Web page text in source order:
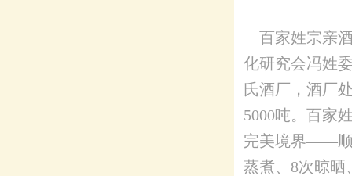
百家姓宗亲酒
化研究会冯姓
氏酒厂，酒厂
5000吨。百家
完美境界——顺
蒸煮、8次晾